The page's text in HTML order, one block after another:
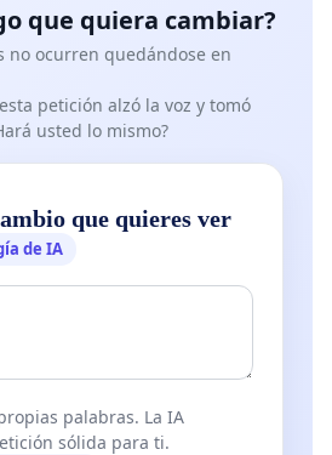
que quiera cambiar?
no ocurren quedándose en
petición alzó la voz y tomó
usted lo mismo?
que quieres ver
de IA
palabras. La IA
sólida para ti.